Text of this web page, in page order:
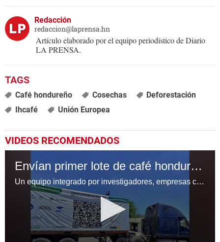
Redacción
redaccion@laprensa.hn
Artículo elaborado por el equipo periodístico de Diario
LA PRENSA.
Café hondureño Cosechas
Deforestación
Ihcafé
Unión Europea
VIDEOS RECOMENDADOS
Envían primer lote de café hondureño bajo nueva normativa europea
Un equipo integrado por investigadores, empresas cafetaleras y cooperantes diseñó una plataforma de trazabilidad que permite rastrear el café a través de las diferentes etapas de la cadena